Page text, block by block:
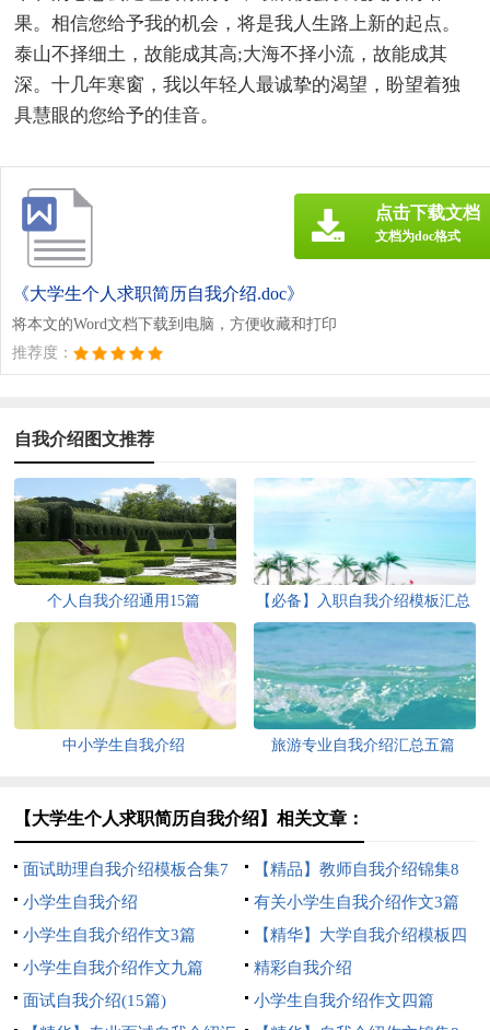
果。相信您给予我的机会，将是我人生路上新的起点。
泰山不择细土，故能成其高;大海不择小流，故能成其
深。十几年寒窗，我以年轻人最诚挚的渴望，盼望着独
具慧眼的您给予的佳音。
《大学生个人求职简历自我介绍.doc》
将本文的Word文档下载到电脑，方便收藏和打印
推荐度：
点击下载文档
文档为doc格式
自我介绍图文推荐
个人自我介绍通用15篇
【必备】入职自我介绍模板汇总
十篇
中小学生自我介绍 旅游专业自我介绍汇总五篇
【大学生个人求职简历自我介绍】相关文章：
面试助理自我介绍模板合集7
篇
【精品】教师自我介绍锦集8
篇
小学生自我介绍
有关小学生自我介绍作文3篇
小学生自我介绍作文3篇
【精华】大学自我介绍模板四
篇
小学生自我介绍作文九篇
精彩自我介绍
面试自我介绍(15篇)
小学生自我介绍作文四篇